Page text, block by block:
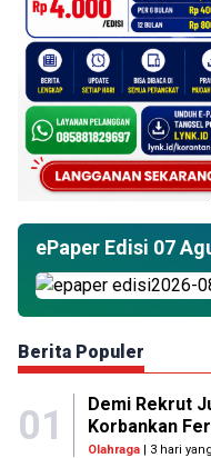
ePaper Edisi 07
Berita Populer
01
Demi Rekrut
Korbankan
Olahraga| 3 hari